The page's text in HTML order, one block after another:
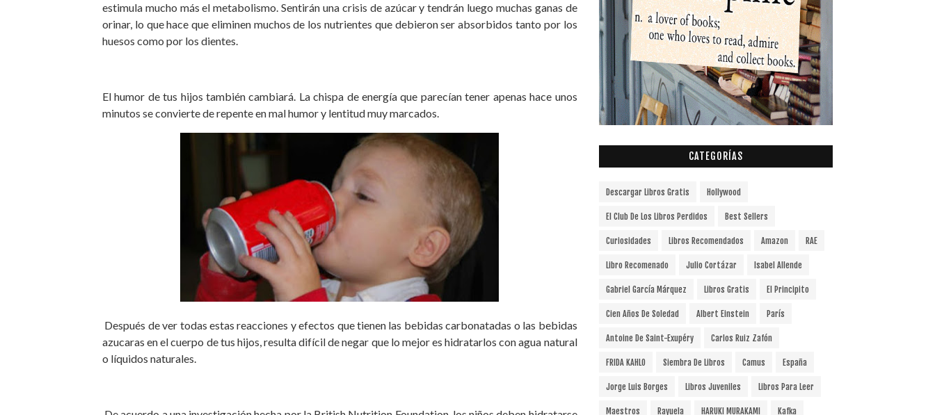
estimula mucho más el metabolismo. Sentirán una crisis de azúcar y tendrán luego muchas ganas de
orinar, lo que hace que eliminen muchos de los nutrientes que debieron ser absorbidos tanto por los
huesos como por los dientes.
El humor de tus hijos también cambiará. La chispa de energía que parecían tener apenas hace unos
minutos se convierte de repente en mal humor y lentitud muy marcados.
Después de ver todas estas reacciones y efectos que tienen las bebidas carbonatadas o las bebidas
azucaras en el cuerpo de tus hijos, resulta difícil de negar que lo mejor es hidratarlos con agua natural
o líquidos naturales.
CATEGORÍAS
Descargar Libros Gratis Hollywood
El Club De Los Libros Perdidos Best Sellers
Curiosidades Libros Recomendados Amazon RAE
Libro Recomenado Julio Cortázar Isabel Allende
Gabriel García Márquez Libros Gratis El Principito
Cien Años De Soledad Albert Einstein París
Antoine De Saint-Exupéry Carlos Ruiz Zafón
FRIDA KAHLO Siembra De Libros Camus España
Jorge Luis Borges Libros Juveniles Libros Para Leer
Maestros Rayuela HARUKI MURAKAMI Kafka